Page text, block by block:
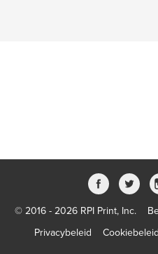
© 2016 - 2026 RPI Print, Inc.
Privacybeleid
Cookiebeleid